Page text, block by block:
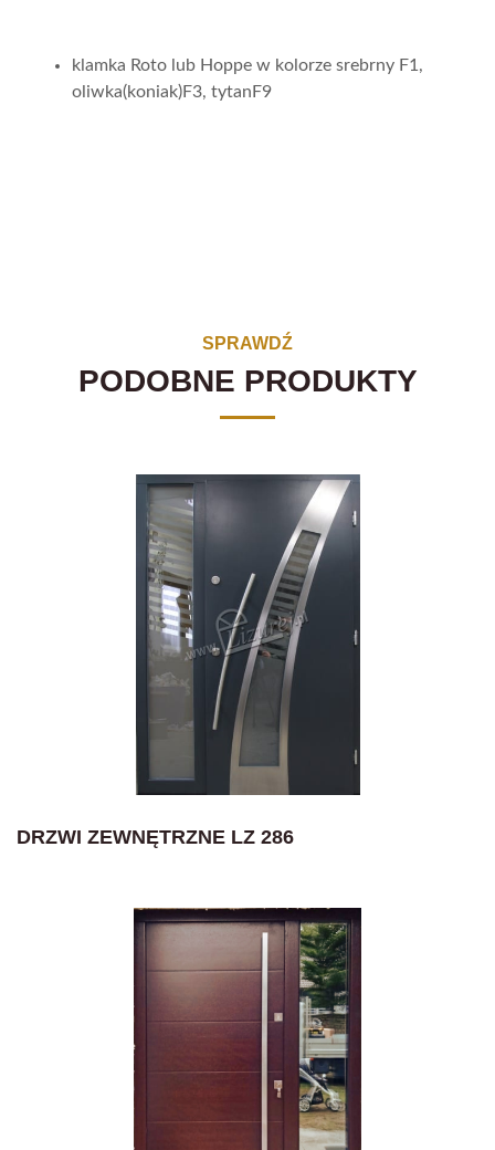
klamka Roto lub Hoppe w kolorze srebrny F1,
oliwka(koniak)F3, tytanF9
SPRAWDŹ
PODOBNE PRODUKTY
DRZWI ZEWNĘTRZNE LZ 286